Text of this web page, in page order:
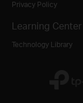
Privacy Policy
Learning Center
Technology Library